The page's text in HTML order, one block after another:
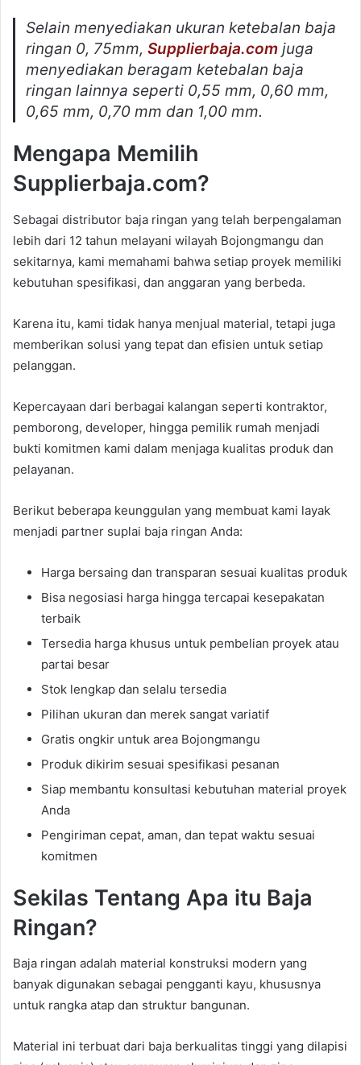
Selain menyediakan ukuran ketebalan baja
ringan 0, 75mm,Supplierbaja.com juga
menyediakan beragam ketebalan baja
ringan lainnya seperti 0,55 mm, 0,60 mm,
0,65 mm, 0,70 mm dan 1,00 mm.
Mengapa Memilih
Supplierbaja.com?
Sebagai distributor baja ringan yang telah berpengalaman
lebih dari 12 tahun melayani wilayah Bojongmangu dan
sekitarnya, kami memahami bahwa setiap proyek memiliki
kebutuhan spesifikasi, dan anggaran yang berbeda.
Karena itu, kami tidak hanya menjual material, tetapi juga
memberikan solusi yang tepat dan efisien untuk setiap
pelanggan.
Kepercayaan dari berbagai kalangan seperti kontraktor,
pemborong, developer, hingga pemilik rumah menjadi
bukti komitmen kami dalam menjaga kualitas produk dan
pelayanan.
Berikut beberapa keunggulan yang membuat kami layak
menjadi partner suplai baja ringan Anda:
Harga bersaing dan transparan sesuai kualitas produk
Bisa negosiasi harga hingga tercapai kesepakatan
terbaik
Tersedia harga khusus untuk pembelian proyek atau
partai besar
Stok lengkap dan selalu tersedia
Pilihan ukuran dan merek sangat variatif
Gratis ongkir untuk area Bojongmangu
Produk dikirim sesuai spesifikasi pesanan
Siap membantu konsultasi kebutuhan material proyek
Anda
Pengiriman cepat, aman, dan tepat waktu sesuai
komitmen
Sekilas Tentang Apa itu Baja
Ringan?
Baja ringan adalah material konstruksi modern yang
banyak digunakan sebagai pengganti kayu, khususnya
untuk rangka atap dan struktur bangunan.
Material ini terbuat dari baja berkualitas tinggi yang dilapisi